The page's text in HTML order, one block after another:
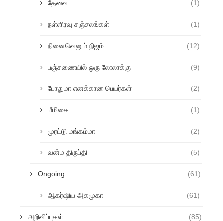
தேவை (1)
நள்ளிரவு சஞ்சலங்கள் (1)
நினைவெனும் நிஜம் (12)
பஞ்சணையில் ஒரு லோலாக்கு (9)
போதுமா எனக்கான பெயர்கள் (2)
மீமிகை (1)
முரட்டு மங்கம்மா (2)
வன்ம திருப்தி (5)
Ongoing (61)
ஆகர்ஷிய அகமுகா (61)
அறிவிப்புகள் (85)